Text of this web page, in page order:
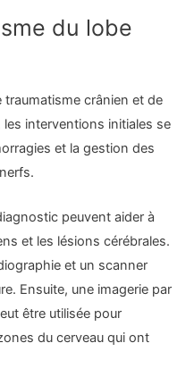
du lobe
crânien et de
interventions initiales se
et la gestion des
peuvent aider à
et les lésions cérébrales.
et un scanner
Ensuite, une imagerie par
être utilisée pour
du cerveau qui ont